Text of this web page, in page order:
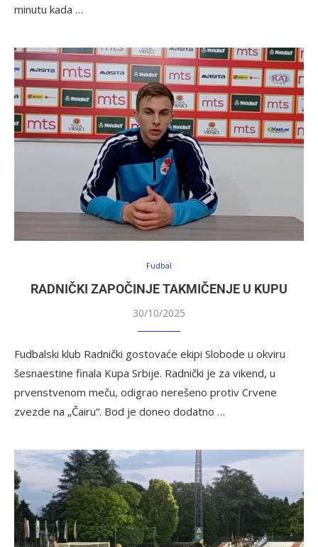
minutu kada …
Fudbal
RADNIČKI ZAPOČINJE TAKMIČENJE U KUPU
30/10/2025
Fudbalski klub Radnički gostovaće ekipi Slobode u okviru
šesnaestine finala Kupa Srbije. Radnički je za vikend, u
prvenstvenom meču, odigrao nerešeno protiv Crvene
zvezde na „Čairu“. Bod je doneo dodatno …